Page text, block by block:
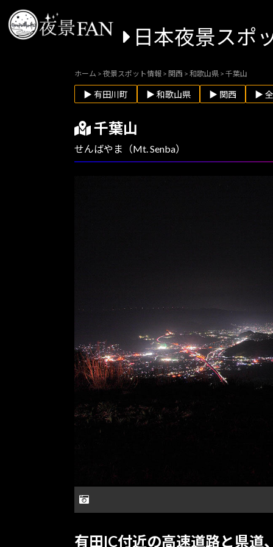
日本夜景スポ
ホーム > 夜景スポット情報 > 関西 > 和歌山県 > 千葉山
▶ 有田川町 ▶ 和歌山県 ▶ 関西 ▶
千葉山
せんばやま（Mt. Senba）
有田IC付近の高速道路と県道